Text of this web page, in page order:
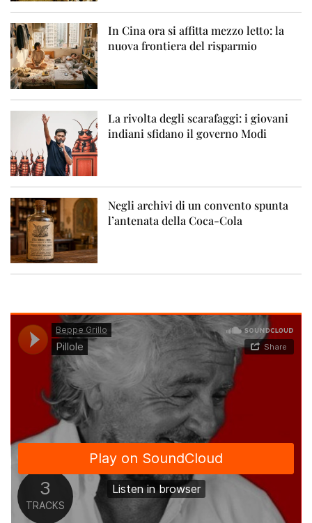
In Cina ora si affitta mezzo letto: la
nuova frontiera del risparmio
La rivolta degli scarafaggi: i giovani
indiani sfidano il governo Modi
Negli archivi di un convento spunta
l’antenata della Coca-Cola